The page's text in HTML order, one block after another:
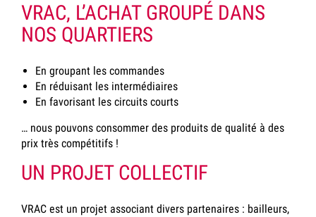
VRAC, L’ACHAT GROUPÉ DANS
NOS QUARTIERS
En groupant les commandes
En réduisant les intermédiaires
En favorisant les circuits courts
… nous pouvons consommer des produits de qualité à des
prix très compétitifs !
UN PROJET COLLECTIF
VRAC est un projet associant divers partenaires : bailleurs,